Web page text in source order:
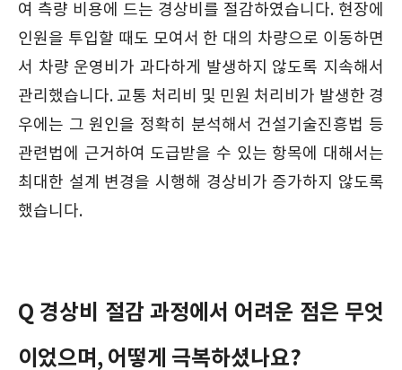
여 측량 비용에 드는 경상비를 절감하였습니다. 현장에
인원을 투입할 때도 모여서 한 대의 차량으로 이동하면
서 차량 운영비가 과다하게 발생하지 않도록 지속해서
관리했습니다. 교통 처리비 및 민원 처리비가 발생한 경
우에는 그 원인을 정확히 분석해서 건설기술진흥법 등
관련법에 근거하여 도급받을 수 있는 항목에 대해서는
최대한 설계 변경을 시행해 경상비가 증가하지 않도록
했습니다.
Q 경상비 절감 과정에서 어려운 점은 무엇
이었으며, 어떻게 극복하셨나요?